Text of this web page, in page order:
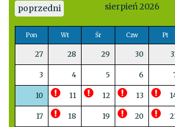
poprzedni sierpień 2026
Pon Wt Śr Czw Pt
27 28 29 30
3 4 5 6
10 11 12 13
17 18 19 20